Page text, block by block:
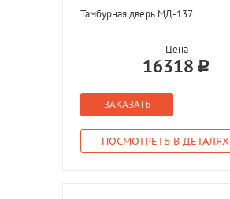
Тамбурная дверь МД-137
Цена
16318
ЗАКАЗАТЬ
ПОСМОТРЕТЬ В ДЕТАЛЯХ